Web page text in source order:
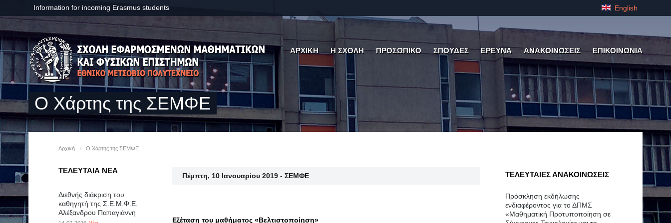
Information for incoming Erasmus students English
ΑΡΧΙΚΗ Η ΣΧΟΛΗ ΠΡΟΣΩΠΙΚΟ ΣΠΟΥΔΕΣ ΕΡΕΥΝΑ ΑΝΑΚΟΙΝΩΣΕΙΣ ΕΠΙΚΟΙΝΩΝΙΑ
Ο Χάρτης της ΣΕΜΦΕ
Αρχική / Ο Χάρτης της ΣΕΜΦΕ
Πέμπτη, 10 Ιανουαρίου 2019 - ΣΕΜΦΕ
Εξέταση του μαθήματος «Βελτιστοποίηση»
ΤΕΛΕΥΤΑΙΑ ΝΕΑ
Διεθνής διάκριση του
καθηγητή της Σ.Ε.Μ.Φ.Ε.
Αλέξανδρου Παπαγιάννη
ΤΕΛΕΥΤΑΙΕΣ ΑΝΑΚΟΙΝΩΣΕΙΣ
Πρόσκληση εκδήλωσης
ενδιαφέροντος για το ΔΠΜΣ
«Μαθηματική Προτυποποίηση σε